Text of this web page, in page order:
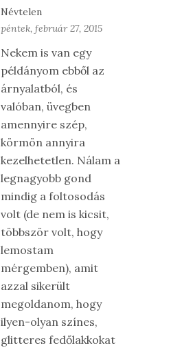
Névtelen
péntek, február 27, 2015
Nekem is van egy
példányom ebből az
árnyalatból, és
valóban, üvegben
amennyire szép,
körmön annyira
kezelhetetlen. Nálam a
legnagyobb gond
mindig a foltosodás
volt (de nem is kicsit,
többször volt, hogy
lemostam
mérgemben), amit
azzal sikerült
megoldanom, hogy
ilyen-olyan színes,
glitteres fedőlakkokat